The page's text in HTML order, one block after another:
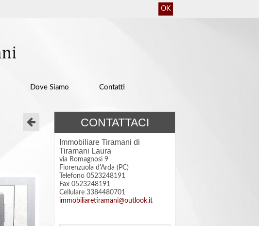
OK
Dove Siamo Contatti
CONTATTACI
Immobiliare Tiramani di
Tiramani Laura
via Romagnosi 9
Fiorenzuola d'Arda (PC)
Telefono 0523248191
Fax 0523248191
Cellulare 3384480701
immobiliaretiramani@outlook.it